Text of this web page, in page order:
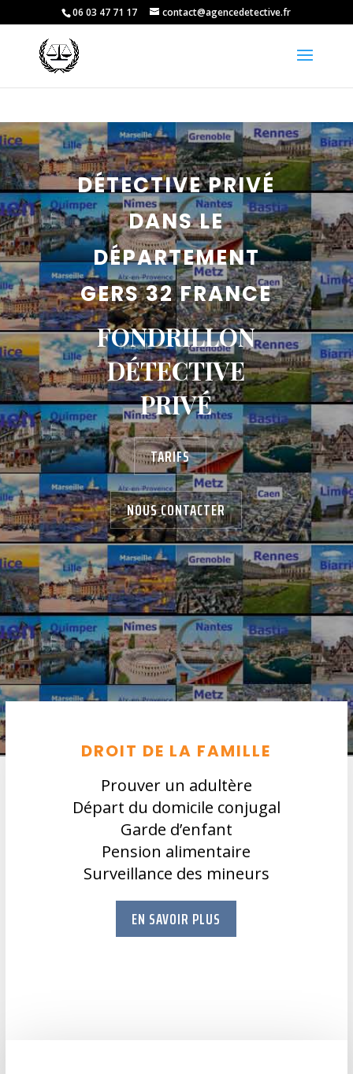
06 03 47 71 17 contact@agencedetective.fr
DÉTECTIVE PRIVÉ
DANS LE
DÉPARTEMENT
GERS 32 FRANCE
FONDRILLON
DÉTECTIVE
PRIVÉ
TARIFS
NOUS CONTACTER
DROIT DE LA FAMILLE
Prouver un adultère
Départ du domicile conjugal
Garde d’enfant
Pension alimentaire
Surveillance des mineurs
EN SAVOIR PLUS